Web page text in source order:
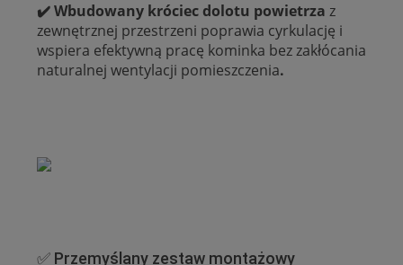
✔️ Wbudowany króciec dolotu powietrza z
zewnętrznej przestrzeni poprawia cyrkulację i
wspiera efektywną pracę kominka bez zakłócania
naturalnej wentylacji pomieszczenia.
✅ Przemyślany zestaw montażowy